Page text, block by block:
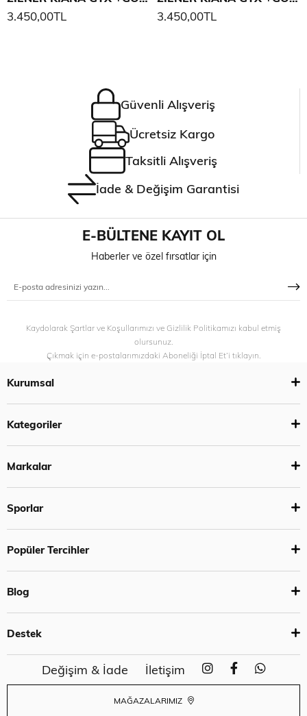
3.450,00TL 3.450,00TL
Güvenli Alışveriş
Ücretsiz Kargo
Taksitli Alışveriş
İade & Değişim Garantisi
E-BÜLTENE KAYIT OL
Haberler ve özel fırsatlar için
Kaydolarak Şartlar ve Koşullarımızı ve Gizlilik Politikamızı kabul etmiş
olursunuz.
Çıkmak için e-postalarımızdaki Aboneliği İptal Et’i tıklayın.
Kurumsal
Kategoriler
Markalar
Sporlar
Popüler Tercihler
Blog
Destek
Değişim & İade İletişim
MAĞAZALARIMIZ